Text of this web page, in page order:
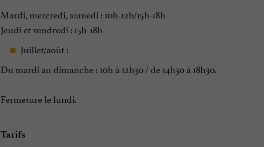
Mardi, mercredi, samedi : 10h-12h/15h-18h
Jeudi et vendredi : 15h-18h
Juillet/août :
Du mardi au dimanche : 10h à 12h30 / de 14h30 à 18h30.
Fermeture le lundi.
Tarifs